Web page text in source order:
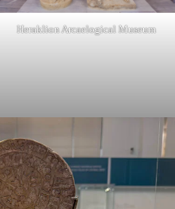
Heraklion Arcaelogical Museum